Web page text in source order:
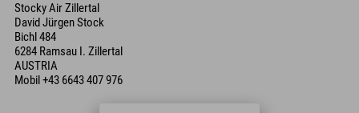
Stocky Air Zillertal
David Jürgen Stock
Bichl 484
6284 Ramsau I. Zillertal
AUSTRIA
Mobil+43 6643 407 976